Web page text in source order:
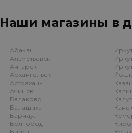
Наши магазины в
Абакан
Альметьевск
Ангарск
Архангельск
Астрахань
Ачинск
Балаково
Балашиха
Барнаул
Белгород
Канск